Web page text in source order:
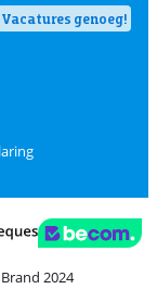
Vacatures genoeg!
2024